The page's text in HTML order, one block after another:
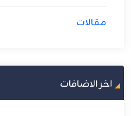
مقالات
اخر الاضافات